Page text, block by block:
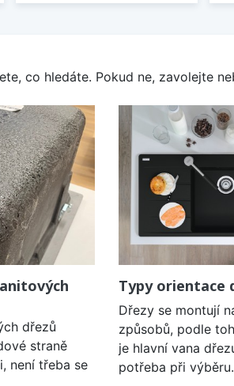
co hledáte. Pokud ne, zavolejte
dřezů
straně
není třeba se
Typy orientace
Dřezy se montují
způsobů, podle
je hlavní vana
potřeba při